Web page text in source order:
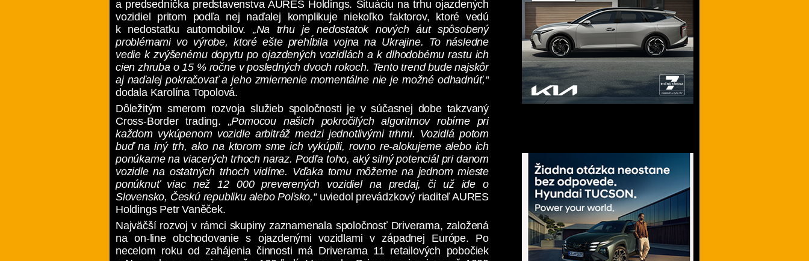
a predsedníčka predstavenstva AURES Holdings. Situáciu na trhu ojazdených
vozidiel pritom podľa nej naďalej komplikuje niekoľko faktorov, ktoré vedú
k nedostatku automobilov. „Na trhu je nedostatok nových áut spôsobený
problémami vo výrobe, ktoré ešte prehĺbila vojna na Ukrajine. To následne
vedie k zvýšenému dopytu po ojazdených vozidlách a k dlhodobému rastu ich
cien zhruba o 15 % ročne v posledných dvoch rokoch. Tento trend bude najskôr
aj naďalej pokračovať a jeho zmiernenie momentálne nie je možné odhadnúť,“
dodala Karolína Topolová.
Dôležitým smerom rozvoja služieb spoločnosti je v súčasnej dobe takzvaný
Cross-Border trading. „Pomocou našich pokročilých algoritmov robíme pri
každom vykúpenom vozidle arbitráž medzi jednotlivými trhmi. Vozidlá potom
buď na iný trh, ako na ktorom sme ich vykúpili, rovno re-alokujeme alebo ich
ponúkame na viacerých trhoch naraz. Podľa toho, aký silný potenciál pri danom
vozidle na ostatných trhoch vidíme. Vďaka tomu môžeme na jednom mieste
ponúknuť viac než 12 000 preverených vozidiel na predaj, či už ide o
Slovensko, Českú republiku alebo Poľsko,“uviedol prevádzkový riaditeľ AURES
Holdings Petr Vaněček.
Najväčší rozvoj v rámci skupiny zaznamenala spoločnosť Driverama, založená
na on-line obchodovanie s ojazdenými vozidlami v západnej Európe. Po
necelom roku od zahájenia činnosti má Driverama 11 retailových pobočiek